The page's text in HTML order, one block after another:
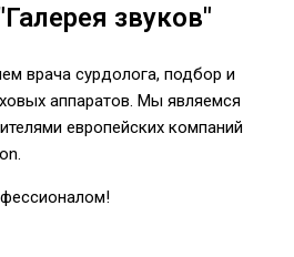
звуков"
врача сурдолога, подбор и
аппаратов. Мы являемся
европейских компаний